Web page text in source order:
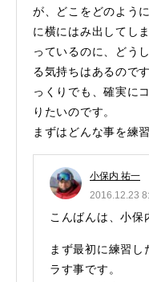
が、どこをどのよう
に横にはみ出してし
っているのに、どう
る気持ちはあるので
っくりでも、確実に
りたいのです。
まずはどんな事を練
小保内 祐一
2016.12.23
こんばんは、小保
まず最初に練習
ラす事です。